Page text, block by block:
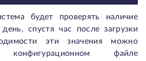
будет проверять наличие
спустя час после загрузки
эти значения можно
файле